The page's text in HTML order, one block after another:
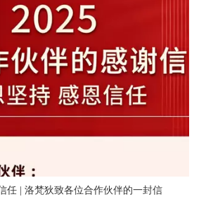
任 | 洛梵狄致各位合作伙伴的一封信